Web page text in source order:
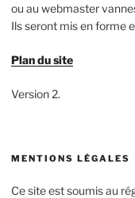
ou au webmaster
Ils seront mis en forme
Plan du site
Version 2.
MENTIONS LÉGALES
Ce site est soumis au